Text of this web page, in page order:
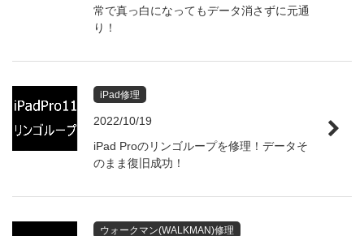
常で真っ白になってもデータ消さずに元通
り！
iPad修理
2022/10/19
iPad Proのリンゴループを修理！データそ
のまま復旧成功！
ウォークマン(WALKMAN)修理